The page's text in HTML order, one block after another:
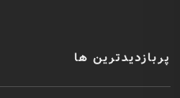
پربازدیدترین ها